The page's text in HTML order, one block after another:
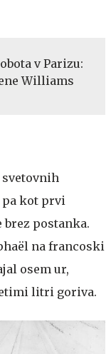
v Parizu:
Williams
pa kot prvi
postanka.
na francoski
osem ur,
litri goriva.